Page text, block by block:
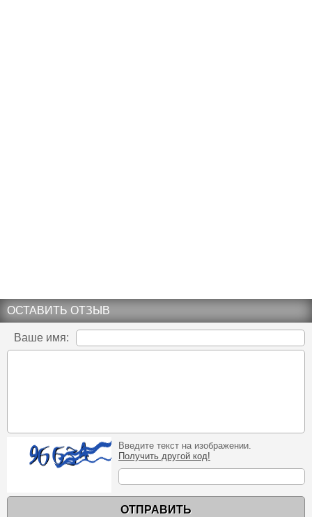
ОСТАВИТЬ ОТЗЫВ
Ваше имя:
Введите текст на изображении.
Получить другой код!
ОТПРАВИТЬ